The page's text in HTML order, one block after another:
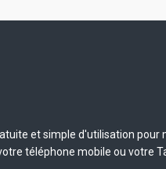
et simple d'utilisation pour
téléphone mobile ou votre